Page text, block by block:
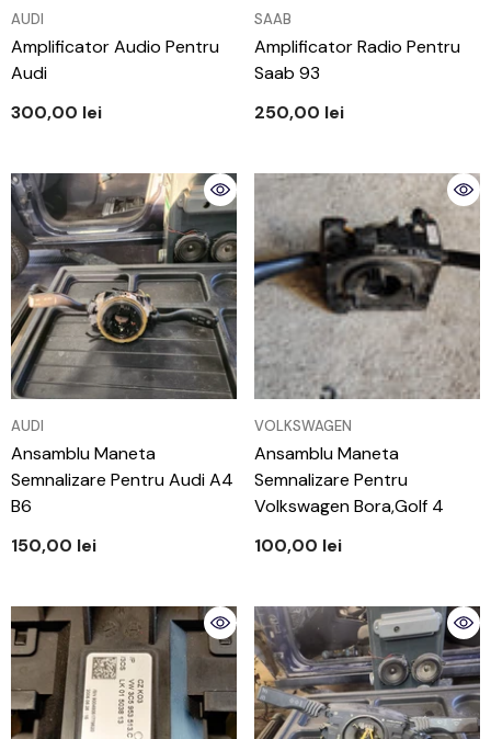
VÂNZĂTOR:
AUDI
Amplificator Audio Pentru
Audi
300,00 lei
VÂNZĂTOR:
SAAB
Amplificator Radio Pentru
Saab 93
250,00 lei
VÂNZĂTOR:
AUDI
Ansamblu Maneta
Semnalizare Pentru Audi A4
B6
150,00 lei
VÂNZĂTOR:
VOLKSWAGEN
Ansamblu Maneta
Semnalizare Pentru
Volkswagen Bora,Golf 4
100,00 lei